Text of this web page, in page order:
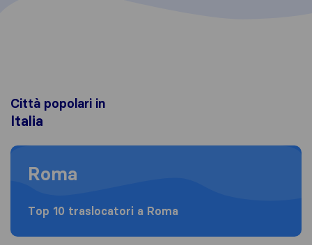
Città popolari in
Italia
Moving to Roma
Roma
Top 10 traslocatori a Roma